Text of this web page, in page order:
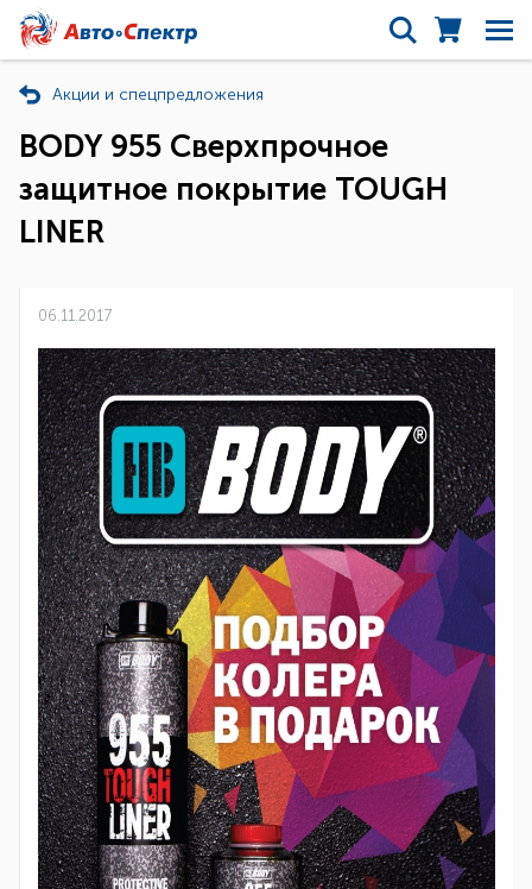
Акции и спецпредложения
BODY 955 Сверхпрочное
защитное покрытие TOUGH
LINER
06.11.2017